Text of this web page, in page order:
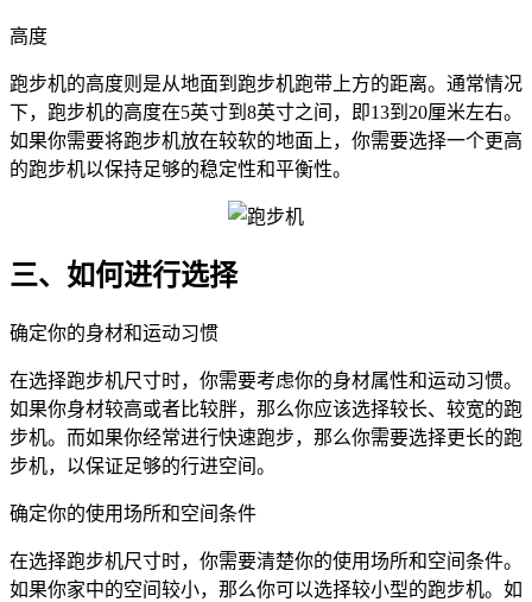
高度
跑步机的高度则是从地面到跑步机跑带上方的距离。通常情况
下，跑步机的高度在5英寸到8英寸之间，即13到20厘米左右。
如果你需要将跑步机放在较软的地面上，你需要选择一个更高
的跑步机以保持足够的稳定性和平衡性。
三、如何进行选择
确定你的身材和运动习惯
在选择跑步机尺寸时，你需要考虑你的身材属性和运动习惯。
如果你身材较高或者比较胖，那么你应该选择较长、较宽的跑
步机。而如果你经常进行快速跑步，那么你需要选择更长的跑
步机，以保证足够的行进空间。
确定你的使用场所和空间条件
在选择跑步机尺寸时，你需要清楚你的使用场所和空间条件。
如果你家中的空间较小，那么你可以选择较小型的跑步机。如